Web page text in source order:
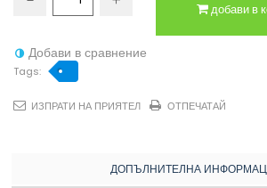
добави в
Добави в сравнение
Tags:
ИЗПРАТИ НА ПРИЯТЕЛ ОТПЕЧАТАЙ
ДОПЪЛНИТЕЛНА